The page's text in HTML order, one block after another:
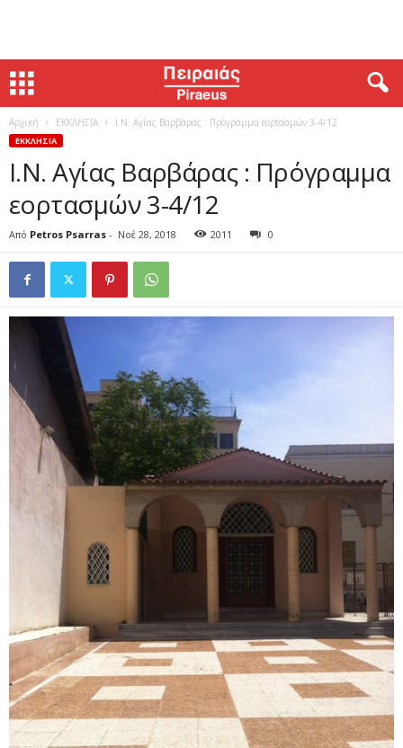
Αρχική ΕΚΚΛΗΣΙΑ Ι.Ν. Αγίας Βαρβάρας : Πρόγραμμα εορτασμών 3-4/12
ΕΚΚΛΗΣΙΑ
Ι.Ν. Αγίας Βαρβάρας : Πρόγραμμα
εορτασμών 3-4/12
Από Petros Psarras - Νοέ 28, 2018 2011 0